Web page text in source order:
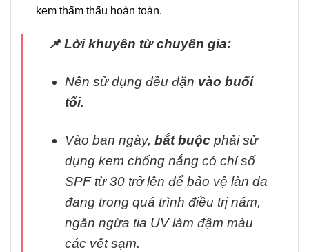
kem thẩm thấu hoàn toàn.
📌 Lời khuyên từ chuyên gia:
Nên sử dụng đều đặn vào buổi
tối.
Vào ban ngày, bắt buộc phải sử
dụng kem chống nắng có chỉ số
SPF từ 30 trở lên để bảo vệ làn da
đang trong quá trình điều trị nám,
ngăn ngừa tia UV làm đậm màu
các vết sạm.